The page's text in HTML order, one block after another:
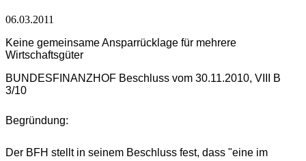
06.03.2011
Keine gemeinsame Ansparrücklage für mehrere
Wirtschaftsgüter
BUNDESFINANZHOF Beschluss vom 30.11.2010, VIII B
3/10
Begründung:
Der BFH stellt in seinem Beschluss fest, dass "eine im